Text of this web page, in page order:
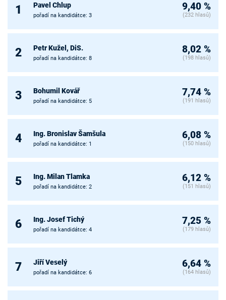
1 Pavel Chlup
pořadí na kandidátce: 3
9,40 %
(232 hlasů)
2 Petr Kužel, DiS.
pořadí na kandidátce: 8
8,02 %
(198 hlasů)
3 Bohumil Kovář
pořadí na kandidátce: 5
7,74 %
(191 hlasů)
4 Ing. Bronislav Šamšula
pořadí na kandidátce: 1
6,08 %
(150 hlasů)
5 Ing. Milan Tlamka
pořadí na kandidátce: 2
6,12 %
(151 hlasů)
6 Ing. Josef Tichý
pořadí na kandidátce: 4
7,25 %
(179 hlasů)
7 Jiří Veselý
pořadí na kandidátce: 6
6,64 %
(164 hlasů)